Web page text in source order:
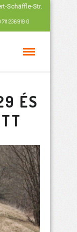
Schäffle-Str.
236 919 0
ÉS